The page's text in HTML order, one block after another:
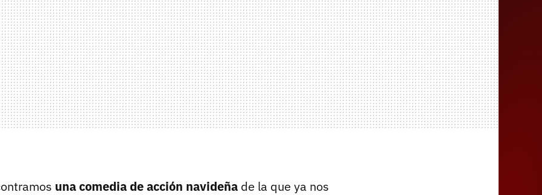
una comedia de acción navideña de la que ya nos